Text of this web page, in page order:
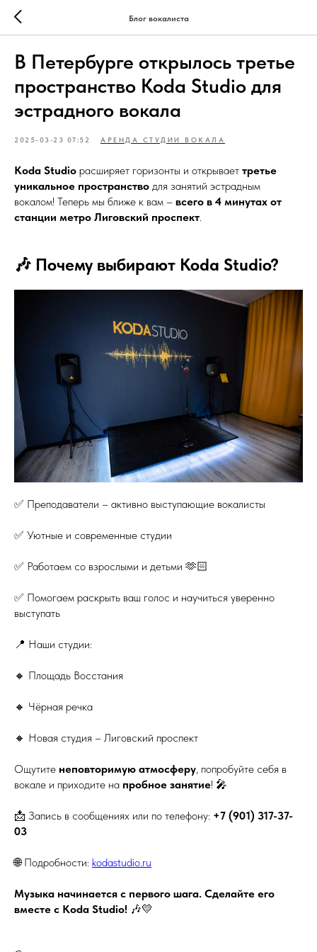
Блог вокалиста
В Петербурге открылось третье
пространство Koda Studio для
эстрадного вокала
2025-03-23 07:52 АРЕНДА СТУДИИ ВОКАЛА
Koda Studio расширяет горизонты и открывает третье
уникальное пространство для занятий эстрадным
вокалом! Теперь мы ближе к вам – всего в 4 минутах от
станции метро Лиговский проспект.
🎶 Почему выбирают Koda Studio?
✅ Преподаватели – активно выступающие вокалисты
✅ Уютные и современные студии
✅ Работаем со взрослыми и детьми 🫶🏻
✅ Помогаем раскрыть ваш голос и научиться уверенно
выступать
📍 Наши студии:
🔸 Площадь Восстания
🔸 Чёрная речка
🔸 Новая студия – Лиговский проспект
Ощутите неповторимую атмосферу, попробуйте себя в
вокале и приходите на пробное занятие! 🎤
📩 Запись в сообщениях или по телефону: +7 (901) 317-37-
03
🌐 Подробности: kodastudio.ru
Музыка начинается с первого шага. Сделайте его
вместе с Koda Studio! 🎶💛